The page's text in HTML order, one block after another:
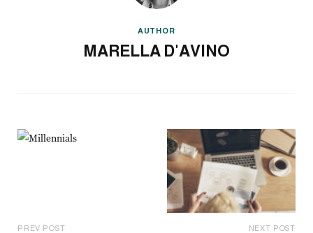
AUTHOR
MARELLA D'AVINO
PREV POST NEXT POST